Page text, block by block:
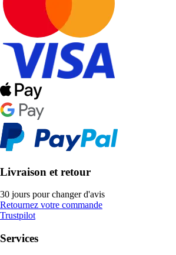
Livraison et retour
30 jours pour changer d'avis
Retournez votre commande
Trustpilot
Services